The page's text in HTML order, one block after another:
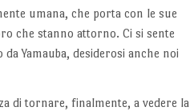
umana, che porta con le sue
che stanno attorno. Ci si sente
Yamauba, desiderosi anche noi
di tornare, finalmente, a vedere la